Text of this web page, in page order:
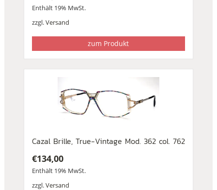
Enthält 19% MwSt.
zzgl.Versand
zum Produkt
Cazal Brille, True-Vintage Mod. 362 col. 762
€134,00
Enthält 19% MwSt.
zzgl.Versand